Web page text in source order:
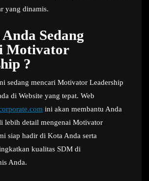
yang dinamis.
Sedang
Motivator
?
sedang mencari Motivator Leadership
di Website yang tepat. Web
ini akan membantu Anda
lebih detail mengenai Motivator
siap hadir di Kota Anda serta
kualitas SDM di
Anda.